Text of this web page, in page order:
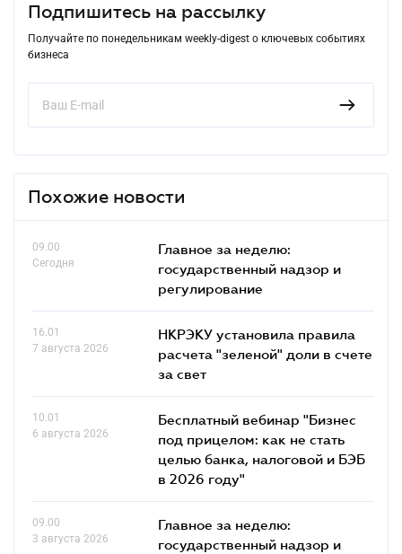
Подпишитесь на рассылку
Получайте по понедельникам weekly-digest о ключевых событиях
бизнеса
Похожие новости
09.00
Сегодня
Главное за неделю:
государственный надзор и
регулирование
16.01
7 августа 2026
НКРЭКУ установила правила
расчета "зеленой" доли в счете
за свет
10.01
6 августа 2026
Бесплатный вебинар "Бизнес
под прицелом: как не стать
целью банка, налоговой и БЭБ
в 2026 году"
09.00
3 августа 2026
Главное за неделю:
государственный надзор и